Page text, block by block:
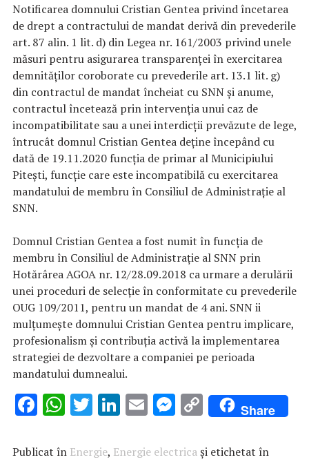
Notificarea domnului Cristian Gentea privind încetarea
de drept a contractului de mandat derivă din prevederile
art. 87 alin. 1 lit. d) din Legea nr. 161/2003 privind unele
măsuri pentru asigurarea transparenței în exercitarea
demnităților coroborate cu prevederile art. 13.1 lit. g)
din contractul de mandat încheiat cu SNN și anume,
contractul încetează prin intervenția unui caz de
incompatibilitate sau a unei interdicții prevăzute de lege,
întrucât domnul Cristian Gentea deține începând cu
dată de 19.11.2020 funcția de primar al Municipiului
Pitești, funcție care este incompatibilă cu exercitarea
mandatului de membru în Consiliul de Administrație al
SNN.
Domnul Cristian Gentea a fost numit în funcția de
membru în Consiliul de Administrație al SNN prin
Hotărârea AGOA nr. 12/28.09.2018 ca urmare a derulării
unei proceduri de selecție în conformitate cu prevederile
OUG 109/2011, pentru un mandat de 4 ani. SNN ii
mulțumește domnului Cristian Gentea pentru implicare,
profesionalism și contribuția activă la implementarea
strategiei de dezvoltare a companiei pe perioada
mandatului dumnealui.
F
e
W
at
T
it
Li
k
E
ai
M
se
C
o
p
Share
Publicat în Energie, Energie electricași etichetat în